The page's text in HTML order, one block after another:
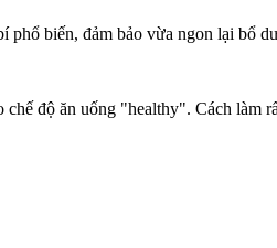
phổ biến, đảm bảo vừa ngon lại bổ
độ ăn uống "healthy". Cách làm